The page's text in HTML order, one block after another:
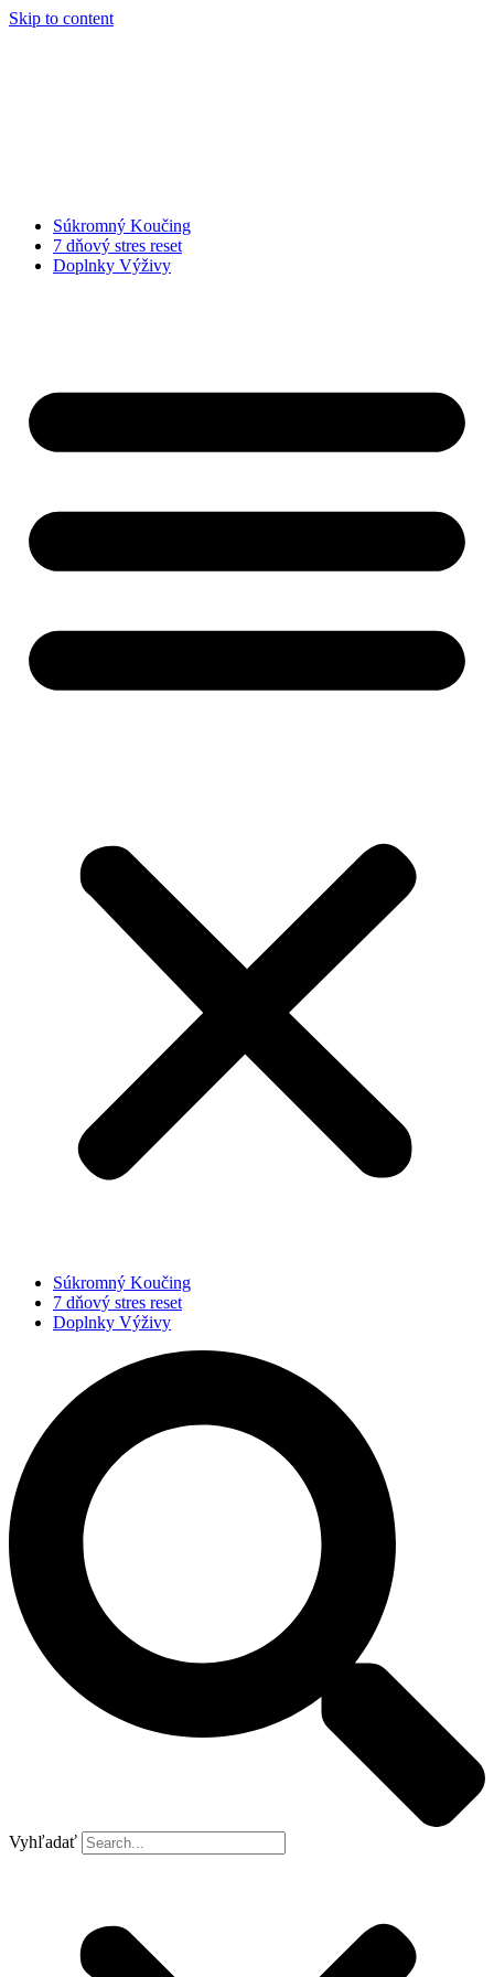
Skip to content
Súkromný Koučing
7 dňový stres reset
Doplnky Výživy
Súkromný Koučing
7 dňový stres reset
Doplnky Výživy
Vyhľadať